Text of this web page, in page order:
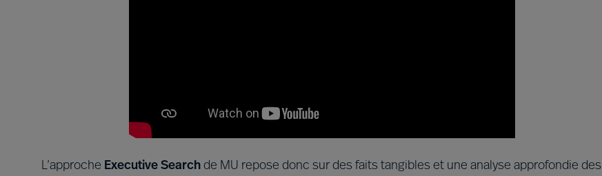
L’approche Executive Search de MU repose donc sur des faits tangibles et une analyse approfondie des